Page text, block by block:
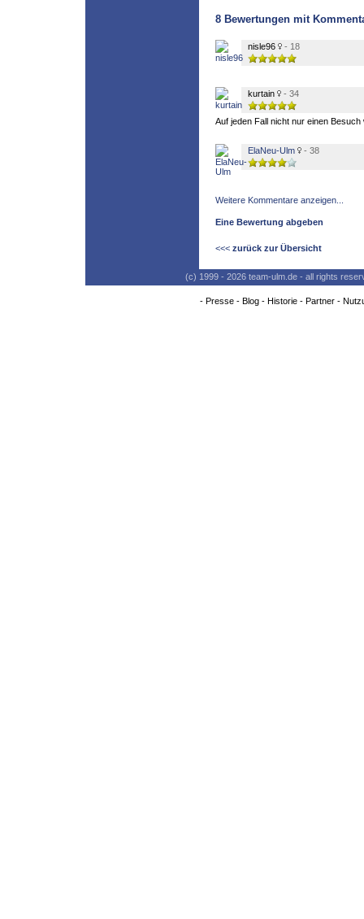
8 Bewertungen mit
nisle96 - 18
kurtain - 34
Auf jeden Fall nicht nur einen
ElaNeu-Ulm - 38
Weitere Kommentare anzeigen...
Eine Bewertung abgeben
<<< zurück zur Übersicht
(c) 1999 - 2026 team-ulm.de - all rights
- Presse- Blog- Historie- Partner-